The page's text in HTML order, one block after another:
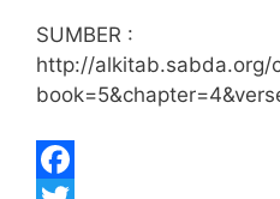
SUMBER :
http://alkitab.sabda.org/